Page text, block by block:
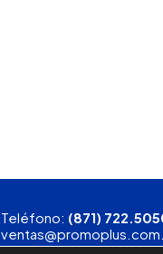
Teléfono: (871)